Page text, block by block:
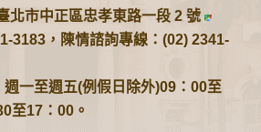
北市中正區忠孝東路一段 2 號
3183，陳情諮詢專線：(02) 2341-
一至週五(例假日除外)09：00至
至17：00。